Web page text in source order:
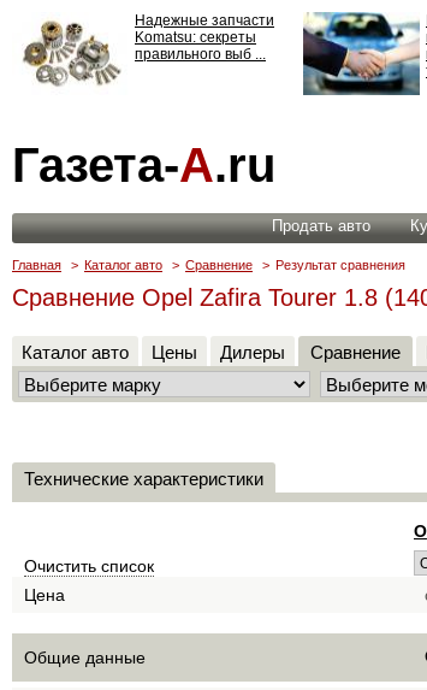
Надежные запчасти
Komatsu: секреты
правильного выб ...
ответственности: все,
что нужно знать ...
Газета-А.ru
Продать авто
Главная > Каталог авто > Сравнение > Результат сравнения
Сравнение Opel Zafira Tourer 1.8
Каталог авто Цены Дилеры Сравнение
Технические характеристики
Очистить список
Цена
Общие данные